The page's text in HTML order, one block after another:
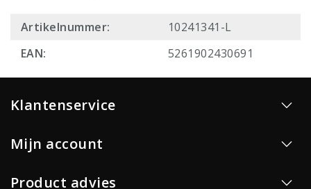
Artikelnummer:
10241341-L
EAN:
5261902430691
Klantenservice
Mijn account
Product advies